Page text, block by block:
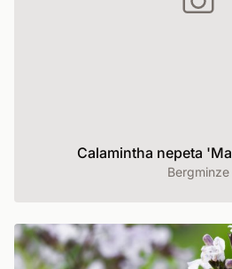
Calamintha nepeta
Bergminze